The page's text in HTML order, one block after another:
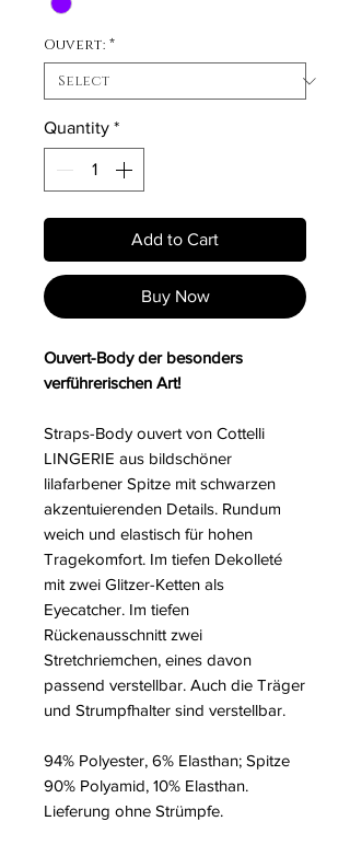
Ouvert: *
Quantity *
Add to Cart
Buy Now
Ouvert-Body der besonders
verführerischen Art!
Straps-Body ouvert von Cottelli
LINGERIE aus bildschöner
lilafarbener Spitze mit schwarzen
akzentuierenden Details. Rundum
weich und elastisch für hohen
Tragekomfort. Im tiefen Dekolleté
mit zwei Glitzer-Ketten als
Eyecatcher. Im tiefen
Rückenausschnitt zwei
Stretchriemchen, eines davon
passend verstellbar. Auch die Träger
und Strumpfhalter sind verstellbar.
94% Polyester, 6% Elasthan; Spitze
90% Polyamid, 10% Elasthan.
Lieferung ohne Strümpfe.